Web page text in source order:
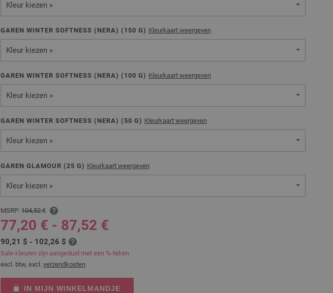
Kleur kiezen »
GAREN WINTER SOFTNESS (NERA) ( 150 G) Kleurkaart weergeven
Kleur kiezen »
GAREN WINTER SOFTNESS (NERA) ( 100 G) Kleurkaart weergeven
Kleur kiezen »
GAREN WINTER SOFTNESS (NERA) ( 50 G) Kleurkaart weergeven
Kleur kiezen »
GAREN GLAMOUR (25 G) Kleurkaart weergeven
Kleur kiezen »
MSRP: 104,52 €
77,20 € - 87,52 €
90,21 $ - 102,26 $
Sale-kleuren zijn aangeduid met een %-teken
excl. btw, excl. verzendkosten
IN MIJN WINKELMANDJE